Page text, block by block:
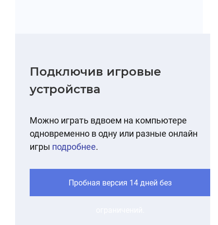
Подключив игровые
устройства
Можно играть вдвоем на компьютере
одновременно в одну или разные онлайн
игры подробнее.
Пробная версия 14 дней без